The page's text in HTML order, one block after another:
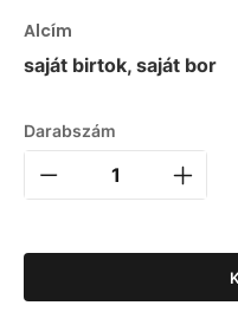
Alcím
saját birtok, saját bor
Darabszám